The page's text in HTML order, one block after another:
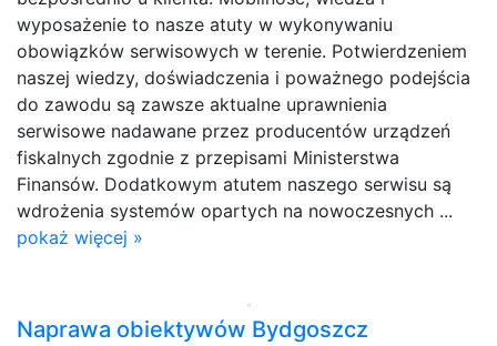
wyposażenie to nasze atuty w wykonywaniu
obowiązków serwisowych w terenie. Potwierdzeniem
naszej wiedzy, doświadczenia i poważnego podejścia
do zawodu są zawsze aktualne uprawnienia
serwisowe nadawane przez producentów urządzeń
fiskalnych zgodnie z przepisami Ministerstwa
Finansów. Dodatkowym atutem naszego serwisu są
wdrożenia systemów opartych na nowoczesnych ...
pokaż więcej »
Naprawa obiektywów Bydgoszcz